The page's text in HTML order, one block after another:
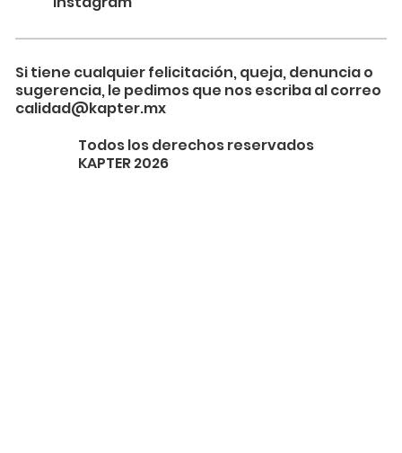
Si tiene cualquier felicitación, queja, denuncia o
sugerencia, le pedimos que nos escriba al correo
calidad@kapter.mx
Todos los derechos reservados
KAPTER 2026